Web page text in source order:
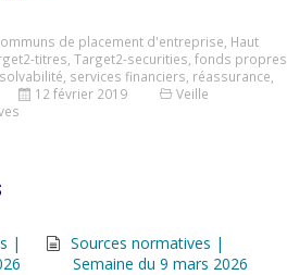
de placement d'entreprise Haut
titres Target2-securities fonds propres
solvabilité services financiers réassurance
12 février 2019
Veille
|
Sources normatives |
Semaine du 9 mars 2026